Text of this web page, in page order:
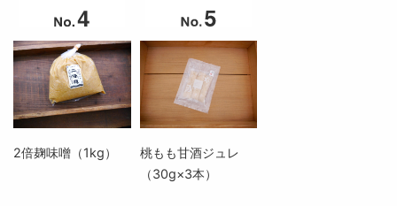
2倍麹味噌（1kg）
桃もも甘酒ジュレ
（30g×3本）